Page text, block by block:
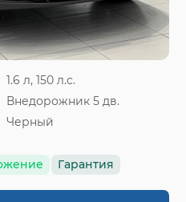
1.6 л, 150 л.с.
Внедорожник 5 дв.
Черный
Гарантия